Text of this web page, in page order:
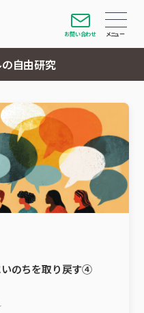
お問い合わせ
自由研究
のちを取り戻す④